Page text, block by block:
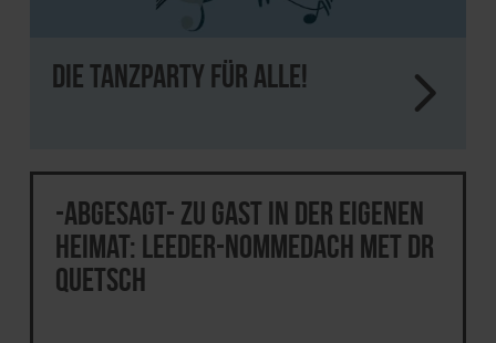
Die Tanzparty für alle!
-abgesagt- Zu Gast in der eigenen
Heimat: Leeder-Nommedach met dr
Quetsch